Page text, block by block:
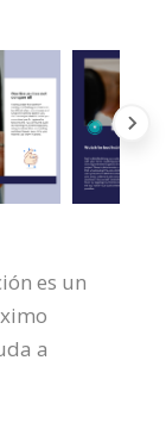
es un
a